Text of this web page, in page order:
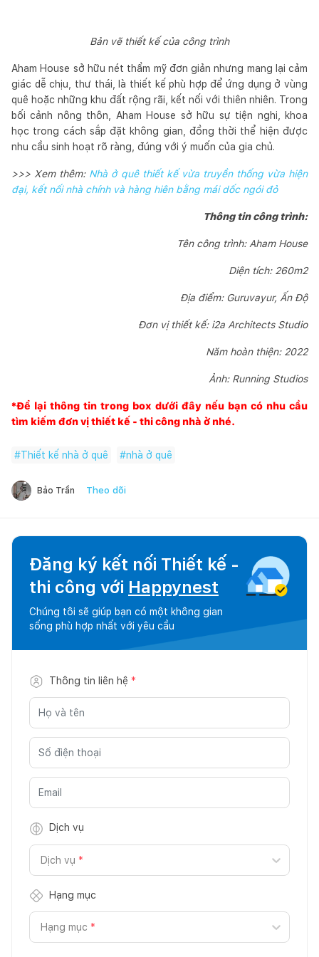
Bản vẽ thiết kế của công trình
Aham House sở hữu nét thẩm mỹ đơn giản nhưng mang lại cảm
giác dễ chịu, thư thái, là thiết kế phù hợp để ứng dụng ở vùng
quê hoặc những khu đất rộng rãi, kết nối với thiên nhiên. Trong
bối cảnh nông thôn, Aham House sở hữu sự tiện nghi, khoa
học trong cách sắp đặt không gian, đồng thời thể hiện được
nhu cầu sinh hoạt rõ ràng, đúng với ý muốn của gia chủ.
>>> Xem thêm: Nhà ở quê thiết kế vừa truyền thống vừa hiện
đại, kết nối nhà chính và hàng hiên bằng mái dốc ngói đỏ
Thông tin công trình:
Tên công trình: Aham House
Diện tích: 260m2
Địa điểm: Guruvayur, Ấn Độ
Đơn vị thiết kế: i2a Architects Studio
Năm hoàn thiện: 2022
Ảnh: Running Studios
*Để lại thông tin trong box dưới đây nếu bạn có nhu cầu
tìm kiếm đơn vị thiết kế - thi công nhà ở nhé.
#Thiết kế nhà ở quê #nhà ở quê
Bảo Trần Theo dõi
Đăng ký kết nối Thiết kế -
thi công với Happynest
Chúng tôi sẽ giúp bạn có một không gian
sống phù hợp nhất với yêu cầu
Thông tin liên hệ *
Dịch vụ
Dịch vụ *
Hạng mục
Hạng mục *